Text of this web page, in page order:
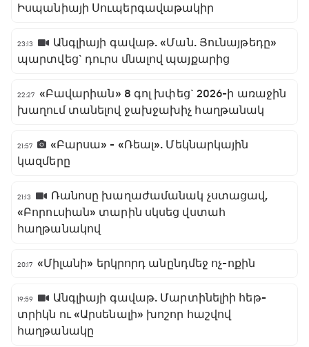
Իսպանիայի Սուպերգավաթակիր
23:13
Անգլիայի գավաթ. «Ման. Յունայթեդը»
պարտվեց` դուրս մնալով պայքարից
22:27 «Բավարիան» 8 գոլ խփեց` 2026-ի առաջին
խաղում տանելով ջախջախիչ հաղթանակ
21:57
«Բարսա» - «Ռեալ». Մեկնարկային
կազմերը
21:13
Ռանոսը խաղաժամանակ չստացավ,
«Բորուսիան» տարին սկսեց վստահ
հաղթանակով
20:17 «Միլանի» երկրորդ անընդմեջ ոչ-ոքին
19:59
Անգլիայի գավաթ. Մարտինելիի հեթ-
տրիկն ու «Արսենալի» խոշոր հաշվով
հաղթանակը